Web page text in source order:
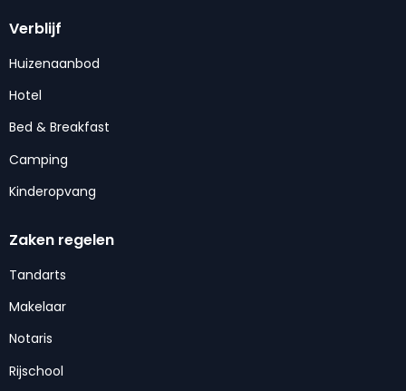
Verblijf
Huizenaanbod
Hotel
Bed & Breakfast
Camping
Kinderopvang
Zaken regelen
Tandarts
Makelaar
Notaris
Rijschool